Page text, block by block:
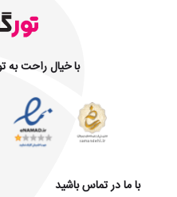
با خیال راحت به
با ما در تماس باشید